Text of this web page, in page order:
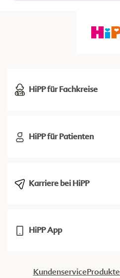
HiPP für Fachkreise
HiPP für Patienten
Karriere bei HiPP
HiPP App
KundenserviceProdukte